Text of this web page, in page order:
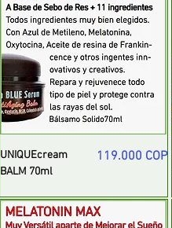
UNIQUEcream
BALM 70ml
Precio
119.000 COP